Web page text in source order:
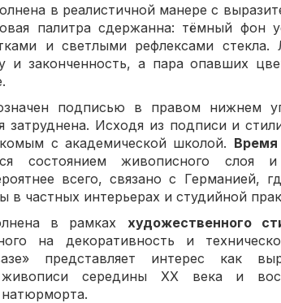
в реалистичной манере с
палитра сдержанна: тёмный фон
и светлыми рефлексами
и законченность, а пара опавших
подписью в правом нижнем
затруднена. Исходя из подписи и
с академической школой. Время
состоянием живописного слоя
всего, связано с Германией,
в частных интерьерах и студийной
в рамках художественного
на декоративность и
представляет интерес как
живописи середины XX века и
натюрморта.